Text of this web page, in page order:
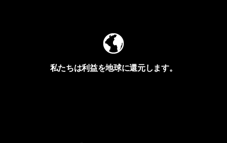
私たちは利益を地球に還元します。